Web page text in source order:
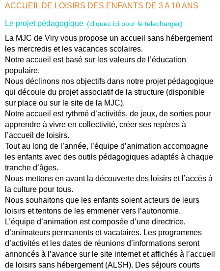
ACCUEIL DE LOISIRS DES ENFANTS DE 3 A 10 ANS
Le projet pédagogique (cliquez ici pour le telecharger)
La MJC de Viry vous propose un accueil sans hébergement
les mercredis et les vacances scolaires.
Notre accueil est basé sur les valeurs de l’éducation
populaire.
Nous déclinons nos objectifs dans notre projet pédagogique
qui découle du projet associatif de la structure (disponible
sur place ou sur le site de la MJC).
Notre accueil est rythmé d’activités, de jeux, de sorties pour
apprendre à vivre en collectivité, créer ses repères à
l’accueil de loisirs.
Tout au long de l’année, l’équipe d’animation accompagne
les enfants avec des outils pédagogiques adaptés à chaque
tranche d’âges.
Nous mettons en avant la découverte des loisirs et l’accès à
la culture pour tous.
Nous souhaitons que les enfants soient acteurs de leurs
loisirs et tentons de les emmener vers l’autonomie.
L’équipe d’animation est composée d’une directrice,
d’animateurs permanents et vacataires. Les programmes
d’activités et les dates de réunions d’informations seront
annoncés à l’avance sur le site internet et affichés à l’accueil
de loisirs sans hébergement (ALSH). Des séjours courts